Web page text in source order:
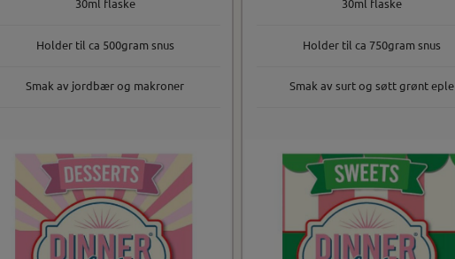
30ml flaske
Holder til ca 500gram snus
Smak av jordbær og makroner
30ml flaske
Holder til ca 750gram snus
Smak av surt og søtt grønt eple